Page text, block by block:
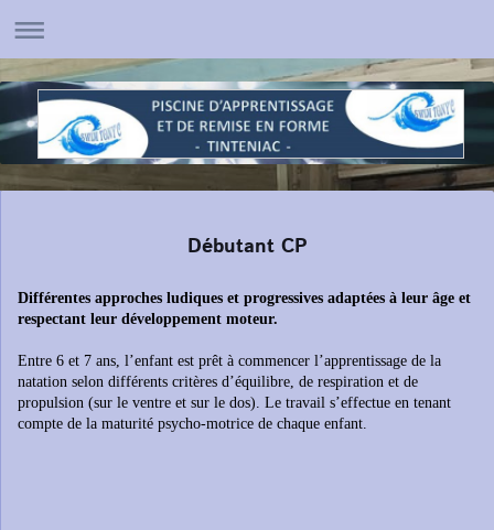
Débutant CP
Différentes approches ludiques et progressives adaptées à leur âge et
respectant leur développement moteur.
Entre 6 et 7 ans, l’enfant est prêt à commencer l’apprentissage de la
natation selon différents critères d’équilibre, de respiration et de
propulsion (sur le ventre et sur le dos). Le travail s’effectue en tenant
compte de la maturité psycho-motrice de chaque enfant.